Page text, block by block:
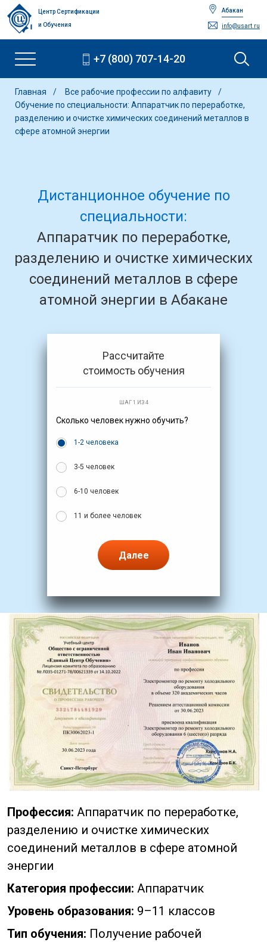
Центр Сертификации
и Обучения
Абакан
info@usart.ru
+7 (800) 707-14-20
Главная
Все рабочие профессии по алфавиту
Обучение по специальности: Аппаратчик по переработке,
разделению и очистке химических соединений металлов в
сфере атомной энергии
Дистанционное обучение по
специальности:
Аппаратчик по переработке,
разделению и очистке химических
соединений металлов в сфере
атомной энергии в Абакане
Рассчитайте
стоимость обучения
ШАГ 1 ИЗ 4
Сколько человек нужно обучить?
1-2 человека
3-5 человек
6-10 человек
11 и более человек
Далее
Профессия: Аппаратчик по переработке,
разделению и очистке химических
соединений металлов в сфере атомной
энергии
Категория профессии: Аппаратчик
Уровень образования: 9–11 классов
Тип обучения: Получение рабочей